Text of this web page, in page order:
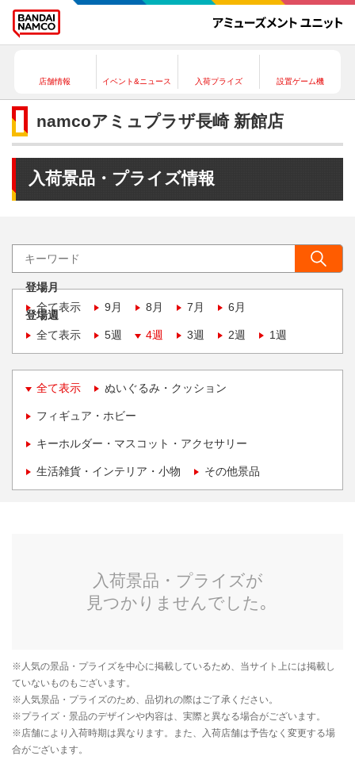
店舗情報 イベント&ニュース 入荷プライズ 設置ゲーム機
namcoアミュプラザ長崎 新館店
入荷景品・プライズ情報
登場月
全て表示
9月 8月 7月 6月
登場週
全て表示
5週 4週 3週 2週 1週
全て表示 ぬいぐるみ・クッション
フィギュア・ホビー
キーホルダー・マスコット・アクセサリー
生活雑貨・インテリア・小物 その他景品